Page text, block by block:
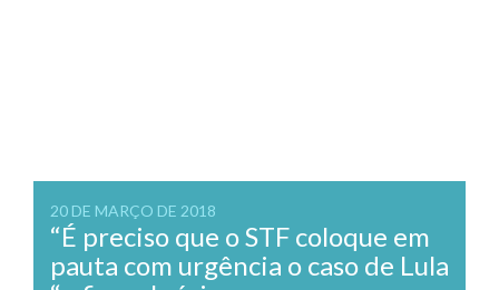
20 DE MARÇO DE 2018
“É preciso que o STF coloque em
pauta com urgência o caso de Lula